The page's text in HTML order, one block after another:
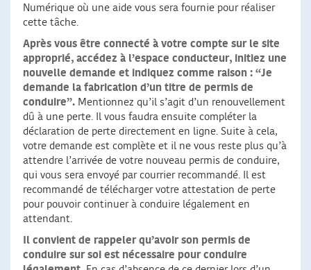
Numérique où une aide vous sera fournie pour réaliser
cette tâche.
Après vous être connecté à votre compte sur le site
approprié, accédez à l’espace conducteur, initiez une
nouvelle demande et indiquez comme raison : “Je
demande la fabrication d’un titre de permis de
conduire”. Mentionnez qu’il s’agit d’un renouvellement
dû à une perte. Il vous faudra ensuite compléter la
déclaration de perte directement en ligne. Suite à cela,
votre demande est complète et il ne vous reste plus qu’à
attendre l’arrivée de votre nouveau permis de conduire,
qui vous sera envoyé par courrier recommandé. Il est
recommandé de télécharger votre attestation de perte
pour pouvoir continuer à conduire légalement en
attendant.
Il convient de rappeler qu’avoir son permis de
conduire sur soi est nécessaire pour conduire